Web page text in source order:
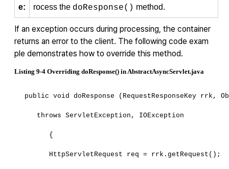
e:
rocess the doResponse() method.
If an exception occurs during processing, the container
returns an error to the client. The following code exam
ple demonstrates how to override this method.
Listing 9-4 Overriding doResponse() in AbstractAsyncServlet.java
public void doResponse (RequestResponseKey rrk,
throws ServletException, IOException
{
HttpServletRequest req = rrk.getRequest();